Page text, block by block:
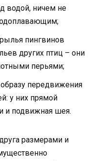
водой, ничем не
пингвинов
других птиц – они
перьями;
передвижения
у них прямой
и подвижная шея.
размерами и